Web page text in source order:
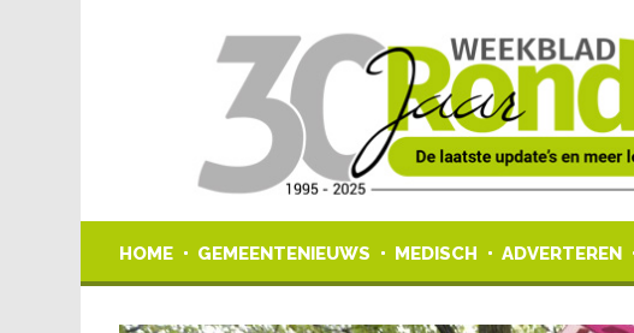
HOME GEMEENTENIEUWS MEDISCH ADVERTEREN